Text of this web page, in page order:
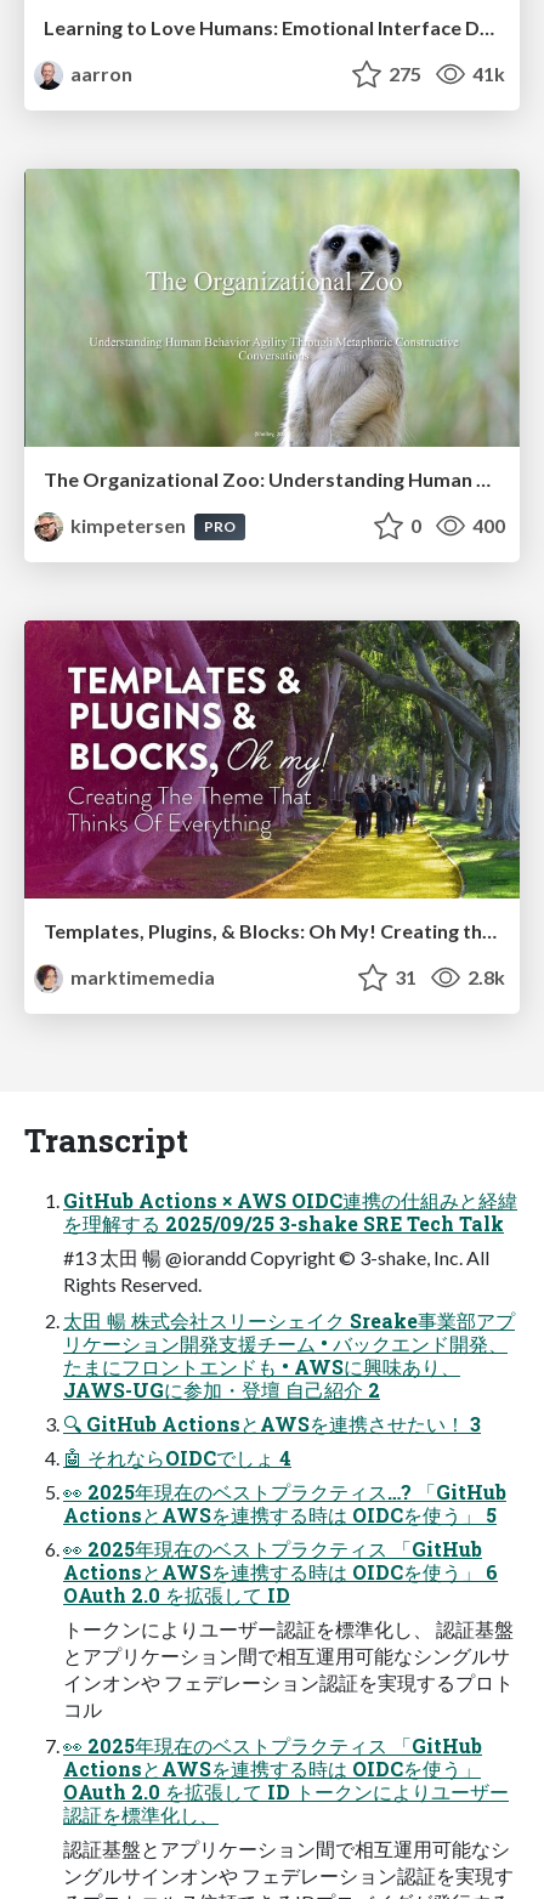
aarron
275 41k
The Organizational Zoo: Understanding Human Behavior Agility Through Metaphoric Constructive Conversations (based on the works of Arthur Shelley, Ph.D)
kimpetersen
PRO 0 400
Templates, Plugins, & Blocks: Oh My! Creating the theme that thinks of everything
marktimemedia
31 2.8k
Transcript
GitHub Actions × AWS OIDC連携の仕組みと経緯
を理解する 2025/09/25 3-shake SRE Tech Talk
#13 太田 暢 @iorandd Copyright © 3-shake, Inc. All
Rights Reserved.
太田 暢 株式会社スリーシェイク Sreake事業部アプ
リケーション開発支援チーム • バックエンド開発、
たまにフロントエンドも • AWSに興味あり、
JAWS-UGに参加・登壇 自己紹介 2
🔍 GitHub ActionsとAWSを連携させたい！ 3
🤖 それならOIDCでしょ 4
👀 2025年現在のベストプラクティス…? 「GitHub
ActionsとAWSを連携する時は OIDCを使う」 5
👀 2025年現在のベストプラクティス 「GitHub
ActionsとAWSを連携する時は OIDCを使う」 6
OAuth 2.0 を拡張して ID
トークンによりユーザー認証を標準化し、 認証基盤
とアプリケーション間で相互運用可能なシングルサ
インオンや フェデレーション認証を実現するプロト
コル
👀 2025年現在のベストプラクティス 「GitHub
ActionsとAWSを連携する時は OIDCを使う」
OAuth 2.0 を拡張して ID トークンによりユーザー
認証を標準化し、
認証基盤とアプリケーション間で相互運用可能なシ
ングルサインオンや フェデレーション認証を実現す